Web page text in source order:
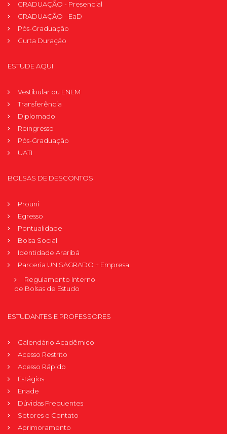
GRADUAÇÃO - Presencial
GRADUAÇÃO - EaD
Pós-Graduação
Curta Duração
ESTUDE AQUI
Vestibular ou ENEM
Transferência
Diplomado
Reingresso
Pós-Graduação
UATI
BOLSAS DE DESCONTOS
Prouni
Egresso
Pontualidade
Bolsa Social
Identidade Araribá
Parceria UNISAGRADO + Empresa
Regulamento Interno
de Bolsas de Estudo
ESTUDANTES E PROFESSORES
Calendário Acadêmico
Acesso Restrito
Acesso Rápido
Estágios
Enade
Dúvidas Frequentes
Setores e Contato
Aprimoramento